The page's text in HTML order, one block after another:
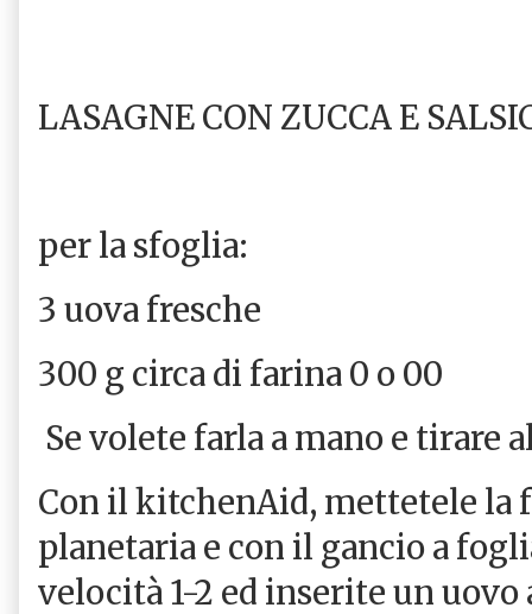
LASAGNE CON ZUCCA E
per la sfoglia:
3 uova fresche
300 g circa di farina 0 o 00
Se volete farla a mano e tirare
Con il kitchenAid, mettetele la
planetaria e con il gancio a
velocità 1-2 ed inserite un uovo